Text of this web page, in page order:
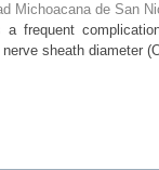
Michoacana de San
a frequent
sheath diameter